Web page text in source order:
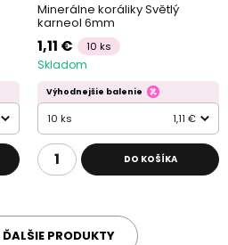
Minerálne koráliky Světlý
karneol 6mm
1,11 € 10 ks
Skladom
Výhodnejšie balenie
10 ks 1,11 €
DO KOŠÍKA
PRODUKTY